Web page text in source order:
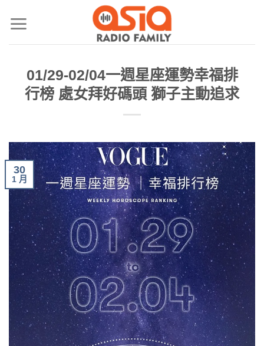
01/29-02/04一週星座運勢幸福排
行榜 處女拜好碼頭 獅子主動追求
30
1 月